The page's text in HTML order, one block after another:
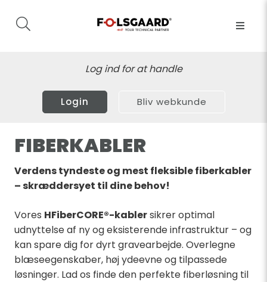
Log ind for at handle
Login Bliv webkunde
FIBERKABLER
Verdens tyndeste og mest fleksible fiberkabler
– skræddersyet til dine behov!
Vores HFiberCORE®-kablersikrer optimal
udnyttelse af ny og eksisterende infrastruktur – og
kan spare dig for dyrt gravearbejde. Overlegne
blæseegenskaber, høj ydeevne og tilpassede
løsninger. Lad os finde den perfekte fiberløsning til